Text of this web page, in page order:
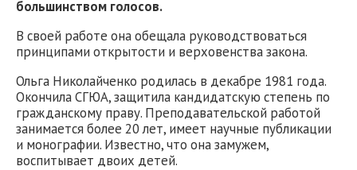
большинством голосов.
В своей работе она обещала руководствоваться
принципами открытости и верховенства закона.
Ольга Николайченко родилась в декабре 1981 года.
Окончила СГЮА, защитила кандидатскую степень по
гражданскому праву. Преподавательской работой
занимается более 20 лет, имеет научные публикации
и монографии. Известно, что она замужем,
воспитывает двоих детей.